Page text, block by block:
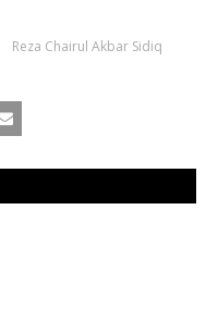
Reza Chairul Akbar Sidiq